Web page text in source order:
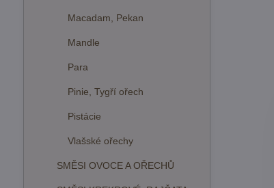
Macadam, Pekan
Mandle
Para
Pinie, Tygří ořech
Pistácie
Vlašské ořechy
SMĚSI OVOCE A OŘECHŮ